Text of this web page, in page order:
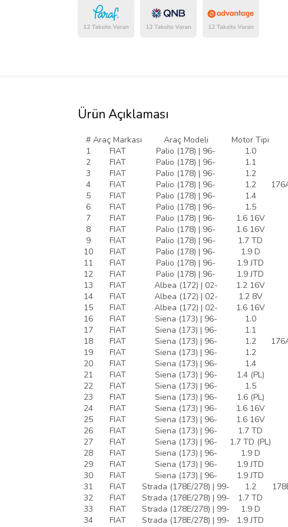
Ürün Açıklaması
# Araç Markası Araç Modeli Motor Tipi
1
FIAT Palio (178) | 96- 1.0
2
FIAT Palio (178) | 96- 1.1
3
FIAT Palio (178) | 96- 1.2
4
FIAT Palio (178) | 96- 1.2
5
FIAT Palio (178) | 96- 1.4
6
FIAT Palio (178) | 96- 1.5
7
FIAT Palio (178) | 96- 1.6 16V
8
FIAT Palio (178) | 96- 1.6 16V
9
FIAT Palio (178) | 96- 1.7 TD
10
FIAT Palio (178) | 96- 1.9 D
11
FIAT Palio (178) | 96- 1.9 JTD
12
FIAT Palio (178) | 96- 1.9 JTD
13
FIAT Albea (172) | 02- 1.2 16V
14
FIAT Albea (172) | 02- 1.2 8V
15
FIAT Albea (172) | 02- 1.6 16V
16
FIAT Siena (173) | 96- 1.0
17
FIAT Siena (173) | 96- 1.1
18
FIAT Siena (173) | 96- 1.2
19
FIAT Siena (173) | 96- 1.2
20
FIAT Siena (173) | 96- 1.4
21
FIAT Siena (173) | 96- 1.4 (PL)
22
FIAT Siena (173) | 96- 1.5
23
FIAT Siena (173) | 96- 1.6 (PL)
24
FIAT Siena (173) | 96- 1.6 16V
25
FIAT Siena (173) | 96- 1.6 16V
26
FIAT Siena (173) | 96- 1.7 TD
27
FIAT Siena (173) | 96- 1.7 TD (PL)
28
FIAT Siena (173) | 96- 1.9 D
29
FIAT Siena (173) | 96- 1.9 JTD
30
FIAT Siena (173) | 96- 1.9 JTD
31
FIAT Strada (178E/278) | 99- 1.2
32
FIAT Strada (178E/278) | 99- 1.7 TD
33
FIAT Strada (178E/278) | 99- 1.9 D
34
FIAT Strada (178E/278) | 99- 1.9 JTD